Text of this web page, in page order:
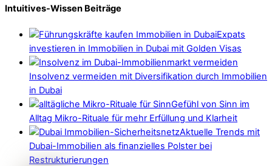
Intuitives-Wissen Beiträge
Expats
investieren in Immobilien in Dubai mit Golden Visas
Insolvenz vermeiden mit Diversifikation durch Immobilien
in Dubai
Gefühl von Sinn im
Alltag Mikro-Rituale für mehr Erfüllung und Klarheit
Aktuelle Trends mit
Dubai-Immobilien als finanzielles Polster bei
Restrukturierungen